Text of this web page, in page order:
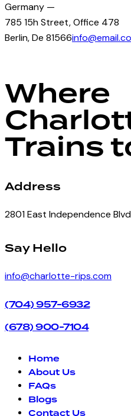
Germany —
785 15h Street, Office 478
Berlin, De 81566
Where
Trains
Address
2801 East Independence
facebook-
instagram
Say Hello
info@charlotte-rips.com
(704) 957-6932
(678) 900-7104
Home
About Us
FAQs
Blogs